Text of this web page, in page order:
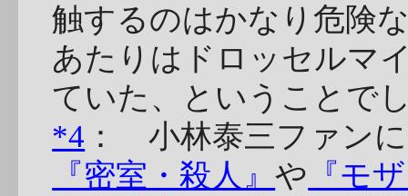
触するのはかなり危険
あたりはドロッセルマ
ていた、ということで
*4 ： 小林泰三ファン
『密室・殺人』や 『モ